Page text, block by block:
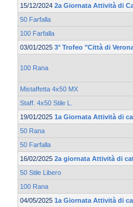
15/12/2024 2a Giornata Attività di
50 Farfalla
100 Farfalla
03/01/2025 3° Trofeo "Città di
100 Rana
Mistaffetta 4x50 MX
Staff. 4x50 Stile L.
19/01/2025 1a Giornata Attività di
50 Rana
50 Farfalla
16/02/2025 2a giornata Attività di
50 Stile Libero
100 Rana
04/05/2025 1a Giornata Attività di